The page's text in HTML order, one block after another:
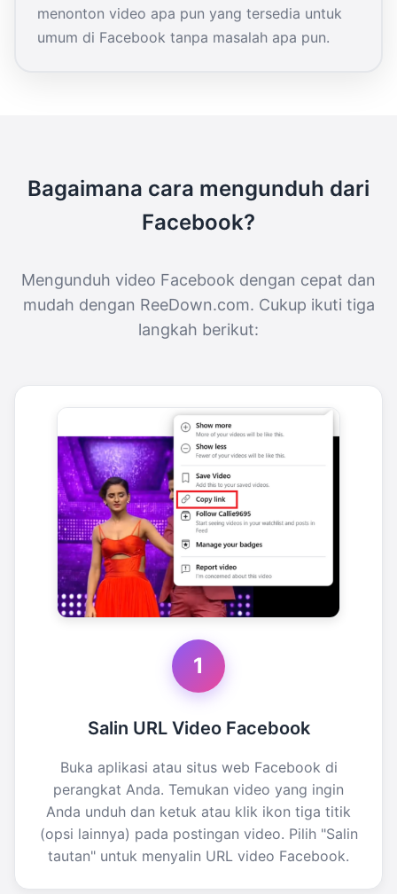
menonton video apa pun yang tersedia untuk
umum di Facebook tanpa masalah apa pun.
Bagaimana cara mengunduh dari
Facebook?
Mengunduh video Facebook dengan cepat dan
mudah dengan ReeDown.com. Cukup ikuti tiga
langkah berikut:
1
Salin URL Video Facebook
Buka aplikasi atau situs web Facebook di
perangkat Anda. Temukan video yang ingin
Anda unduh dan ketuk atau klik ikon tiga titik
(opsi lainnya) pada postingan video. Pilih "Salin
tautan" untuk menyalin URL video Facebook.